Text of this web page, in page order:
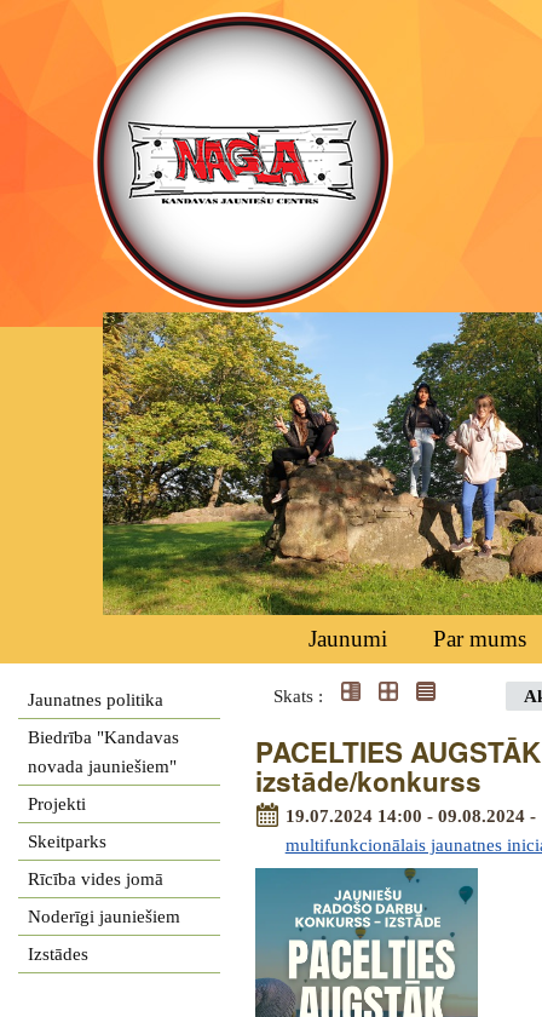
Jaunumi Par mums
Jaunatnes politika
Biedrība "Kandavas
novada jauniešiem"
Projekti
Skeitparks
Rīcība vides jomā
Noderīgi jauniešiem
Izstādes
Skats :
PACELTIES
izstāde/konkurss
19.07.2024 14:00 - 09.08.2024
multifunkcionālais jaunatnes